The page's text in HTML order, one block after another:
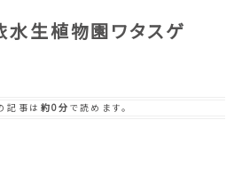
生植物園ワタスゲ
記事は 約0分 で読めます。